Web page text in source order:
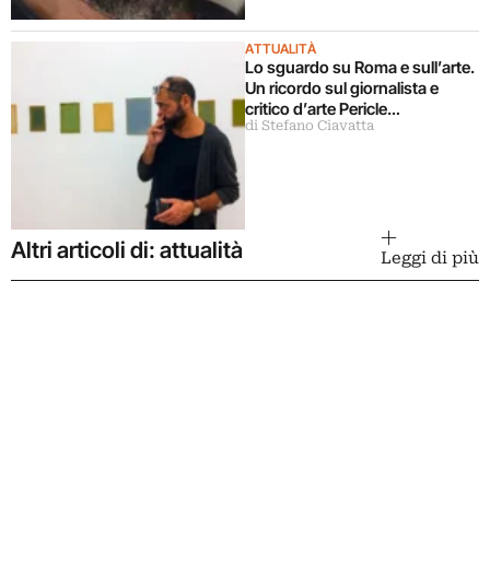
ATTUALITÀ
Lo sguardo su Roma e sull’arte.
Un ricordo sul giornalista e
critico d’arte Pericle
Guaglianone
di Stefano Ciavatta
Altri articoli di: attualità Leggi di più